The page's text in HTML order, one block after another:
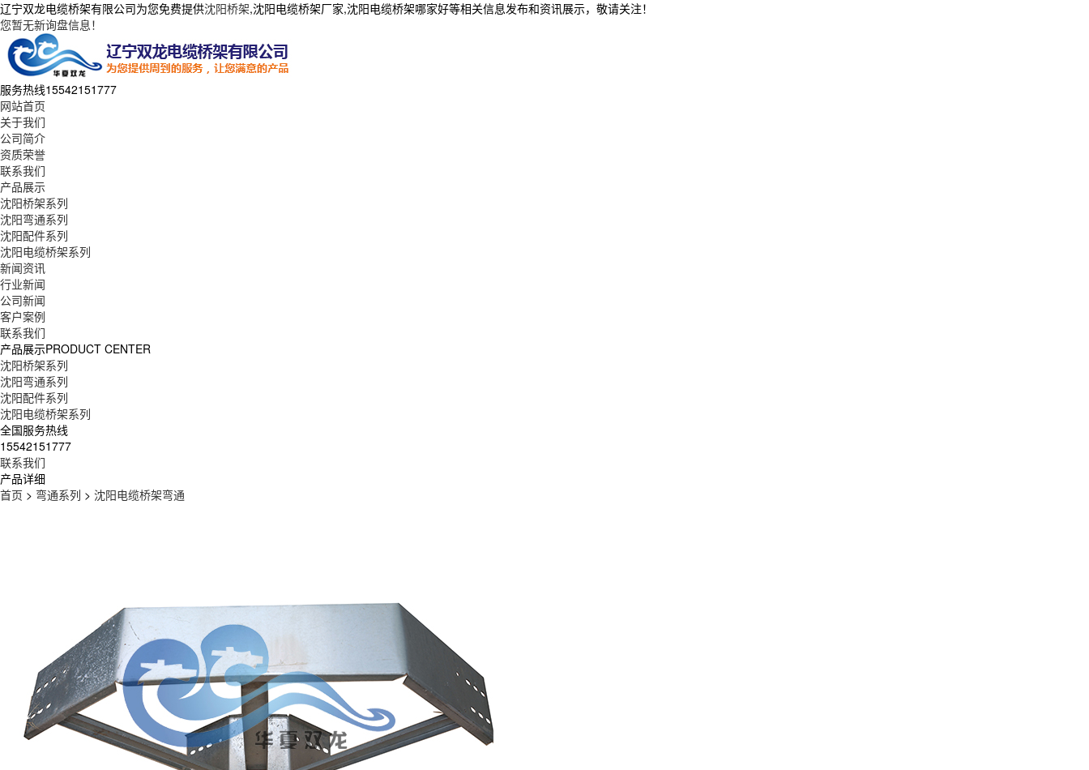
辽宁双龙电缆桥架有限公司为您免费提供沈阳桥架,沈阳电缆桥架厂家,沈阳电缆桥架哪家好等相关信息发布和资讯展示，敬请关注！
您暂无新询盘信息！
服务热线15542151777
网站首页
关于我们
公司简介
资质荣誉
联系我们
产品展示
沈阳桥架系列
沈阳弯通系列
沈阳配件系列
沈阳电缆桥架系列
新闻资讯
行业新闻
公司新闻
客户案例
联系我们
产品展示PRODUCT CENTER
沈阳桥架系列
沈阳弯通系列
沈阳配件系列
沈阳电缆桥架系列
全国服务热线
15542151777
联系我们
产品详细
首页 > 弯通系列 > 沈阳电缆桥架弯通